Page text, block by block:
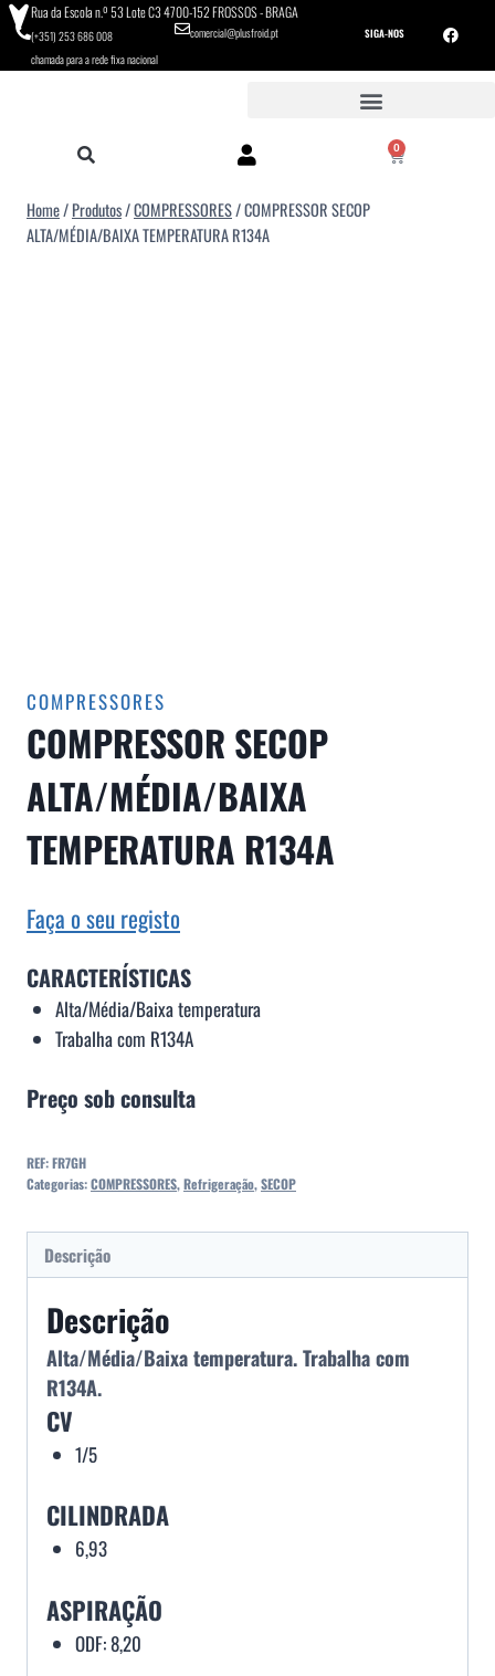
Rua da Escola n.º 53 Lote C3 4700-152 FROSSOS - BRAGA
(+351) 253 686 008
chamada para a rede fixa nacional
comercial@plusfroid.pt SIGA-NOS
0
Home/Produtos/COMPRESSORES/COMPRESSOR SECOP
ALTA/MÉDIA/BAIXA TEMPERATURA R134A
COMPRESSORES
COMPRESSOR SECOP
ALTA/MÉDIA/BAIXA
TEMPERATURA R134A
Faça o seu registo
CARACTERÍSTICAS
Alta/Média/Baixa temperatura
Trabalha com R134A
Preço sob consulta
REF:FR7GH
Categorias:COMPRESSORES,Refrigeração,SECOP
Descrição
Descrição
Alta/Média/Baixa temperatura. Trabalha com
R134A.
CV
1/5
CILINDRADA
6,93
ASPIRAÇÃO
ODF: 8,20